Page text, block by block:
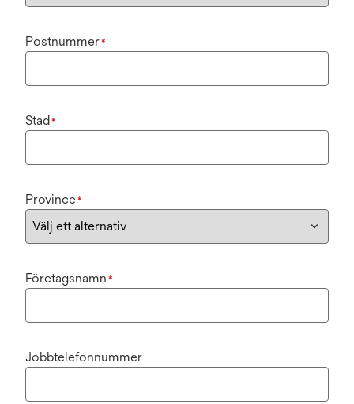
Postnummer*
Stad*
Province*
Företagsnamn *
Jobbtelefonnummer